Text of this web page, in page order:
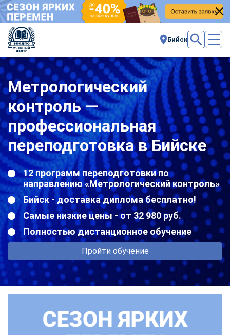
Бийск
Метрологический
контроль —
профессиональная
переподготовка в Бийске
12 программ переподготовки по
направлению «Метрологический контроль»
Бийск - доставка диплома бесплатно!
Самые низкие цены - от 32 980 руб.
Полностью дистанционное обучение
Пройти обучение